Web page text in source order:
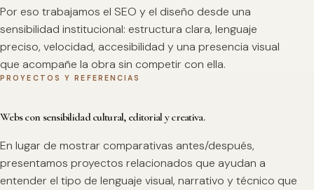
Por eso trabajamos el SEO y el diseño desde una
sensibilidad institucional: estructura clara, lenguaje
preciso, velocidad, accesibilidad y una presencia visual
que acompañe la obra sin competir con ella.
PROYECTOS Y REFERENCIAS
Webs con sensibilidad cultural, editorial y creativa.
En lugar de mostrar comparativas antes/después,
presentamos proyectos relacionados que ayudan a
entender el tipo de lenguaje visual, narrativo y técnico que